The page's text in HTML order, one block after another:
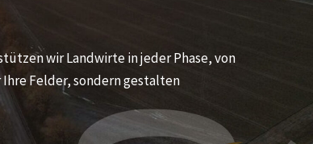
wir Landwirte in jeder Phase, von
Felder, sondern gestalten